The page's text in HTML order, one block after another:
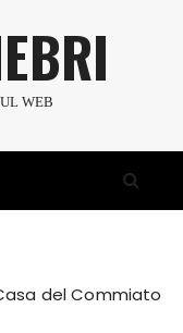
WEB
del Commiato